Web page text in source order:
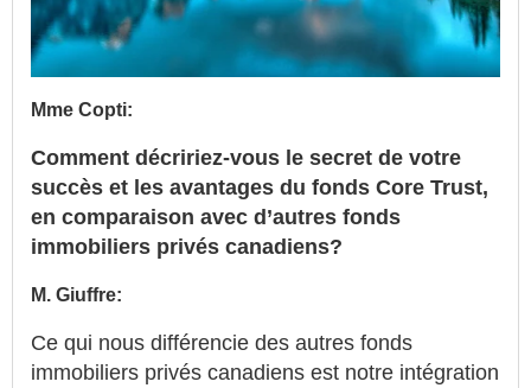
Mme Copti:
Comment décririez-vous le secret de votre
succès et les avantages du fonds Core Trust,
en comparaison avec d’autres fonds
immobiliers privés canadiens?
M. Giuffre:
Ce qui nous différencie des autres fonds
immobiliers privés canadiens est notre intégration